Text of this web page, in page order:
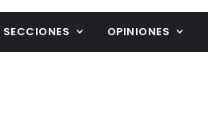
SECCIONES OPINIONES